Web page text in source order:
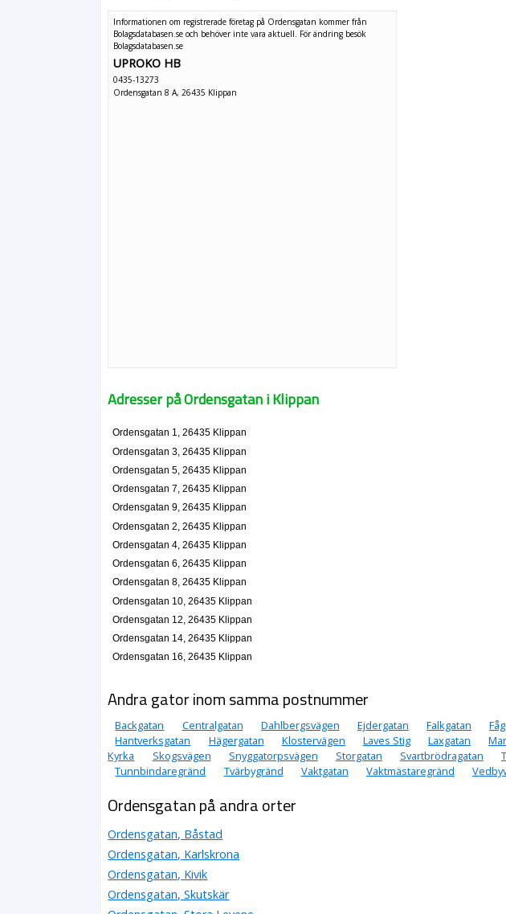
Informationen om registrerade företag på Ordensgatan kommer från
Bolagsdatabasen.se och behöver inte vara aktuell. För ändring besök
Bolagsdatabasen.se
UPROKO HB
0435-13273
Ordensgatan 8 A, 26435 Klippan
Adresser på Ordensgatan i Klippan
Ordensgatan 1, 26435 Klippan
Ordensgatan 3, 26435 Klippan
Ordensgatan 5, 26435 Klippan
Ordensgatan 7, 26435 Klippan
Ordensgatan 9, 26435 Klippan
Ordensgatan 2, 26435 Klippan
Ordensgatan 4, 26435 Klippan
Ordensgatan 6, 26435 Klippan
Ordensgatan 8, 26435 Klippan
Ordensgatan 10, 26435 Klippan
Ordensgatan 12, 26435 Klippan
Ordensgatan 14, 26435 Klippan
Ordensgatan 16, 26435 Klippan
Andra gator inom samma postnummer
Backgatan Centralgatan Dahlbergsvägen Ejdergatan Falkgatan
Hantverksgatan
Hägergatan Klostervägen Laves Stig Laxgatan
Kyrka
Skogsvägen Snyggatorpsvägen Storgatan Svartbrödragatan
Tunnbindaregränd
Tvärbygränd Vaktgatan Vaktmästaregränd
Ordensgatan på andra orter
Ordensgatan, Båstad
Ordensgatan, Karlskrona
Ordensgatan, Kivik
Ordensgatan, Skutskär